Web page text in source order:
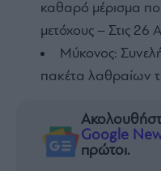
καθαρό μέρισμα
μετόχους – Στις
Μύκονος:
πακέτα λαθραίων
Google
πρώτοι.